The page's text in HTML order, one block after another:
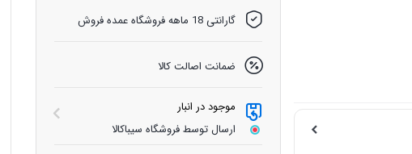
گارانتی 18 ماهه فروشگاه عمده فروش
ضمانت اصالت کالا
موجود در انبار
ارسال توسط فروشگاه سیباکالا